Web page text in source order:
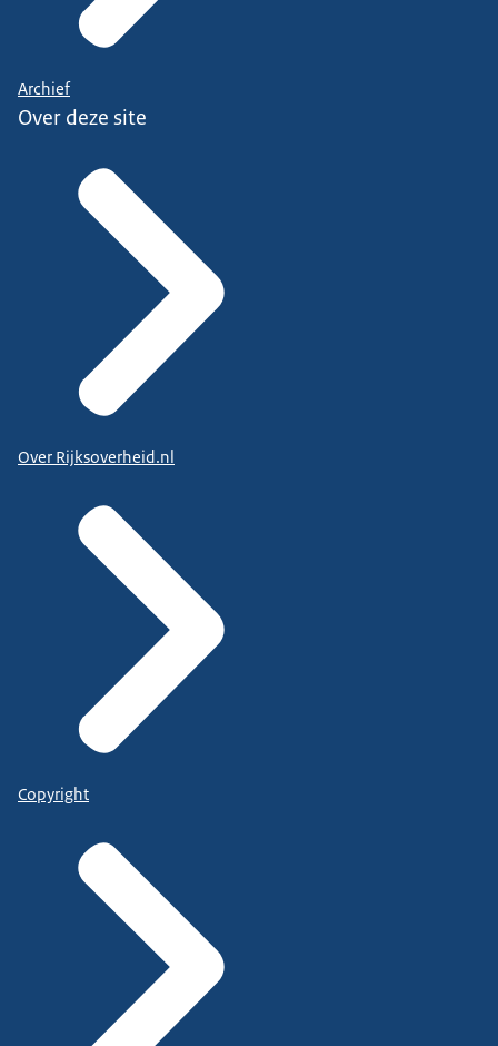
Archief
Over deze site
Over Rijksoverheid.nl
Copyright